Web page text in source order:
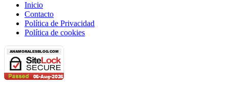
Inicio
Contacto
Política de Privacidad
Política de cookies